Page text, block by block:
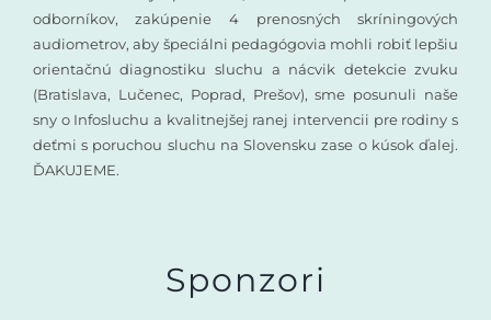
odborníkov, zakúpenie 4 prenosných skríningových
audiometrov, aby špeciálni pedagógovia mohli robiť lepšiu
orientačnú diagnostiku sluchu a nácvik detekcie zvuku
(Bratislava, Lučenec, Poprad, Prešov), sme posunuli naše
sny o Infosluchu a kvalitnejšej ranej intervencii pre rodiny s
deťmi s poruchou sluchu na Slovensku zase o kúsok ďalej.
ĎAKUJEME.
Sponzori